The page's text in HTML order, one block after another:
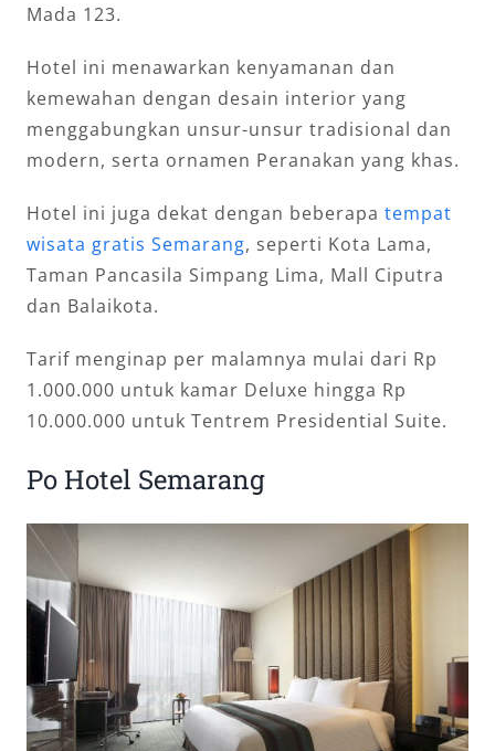
Mada 123.
Hotel ini menawarkan kenyamanan dan
kemewahan dengan desain interior yang
menggabungkan unsur-unsur tradisional dan
modern, serta ornamen Peranakan yang khas.
Hotel ini juga dekat dengan beberapa tempat
wisata gratis Semarang, seperti Kota Lama,
Taman Pancasila Simpang Lima, Mall Ciputra
dan Balaikota.
Tarif menginap per malamnya mulai dari Rp
1.000.000 untuk kamar Deluxe hingga Rp
10.000.000 untuk Tentrem Presidential Suite.
Po Hotel Semarang